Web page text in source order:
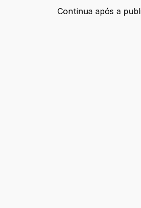
Continua após a